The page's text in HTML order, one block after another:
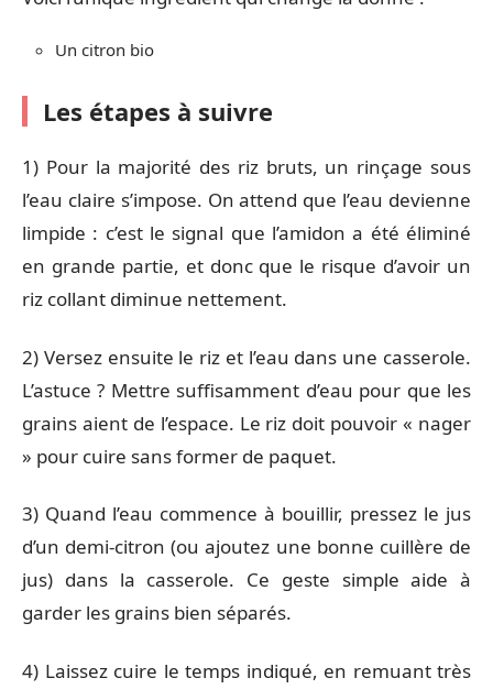
Un citron bio
Les étapes à suivre
1) Pour la majorité des riz bruts, un rinçage sous
l’eau claire s’impose. On attend que l’eau devienne
limpide : c’est le signal que l’amidon a été éliminé
en grande partie, et donc que le risque d’avoir un
riz collant diminue nettement.
2) Versez ensuite le riz et l’eau dans une casserole.
L’astuce ? Mettre suffisamment d’eau pour que les
grains aient de l’espace. Le riz doit pouvoir « nager
» pour cuire sans former de paquet.
3) Quand l’eau commence à bouillir, pressez le jus
d’un demi-citron (ou ajoutez une bonne cuillère de
jus) dans la casserole. Ce geste simple aide à
garder les grains bien séparés.
4) Laissez cuire le temps indiqué, en remuant très